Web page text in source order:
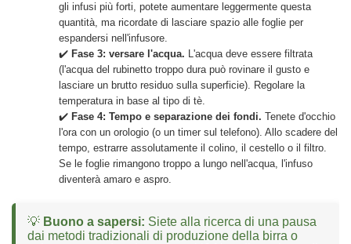
gli infusi più forti, potete aumentare leggermente questa
quantità, ma ricordate di lasciare spazio alle foglie per
espandersi nell'infusore.
✔️ Fase 3: versare l'acqua. L'acqua deve essere filtrata
(l'acqua del rubinetto troppo dura può rovinare il gusto e
lasciare un brutto residuo sulla superficie). Regolare la
temperatura in base al tipo di tè.
✔️ Fase 4: Tempo e separazione dei fondi. Tenete d'occhio
l'ora con un orologio (o un timer sul telefono). Allo scadere del
tempo, estrarre assolutamente il colino, il cestello o il filtro.
Se le foglie rimangono troppo a lungo nell'acqua, l'infuso
diventerà amaro e aspro.
💡 Buono a sapersi: Siete alla ricerca di una pausa
dai metodi tradizionali di produzione della birra o